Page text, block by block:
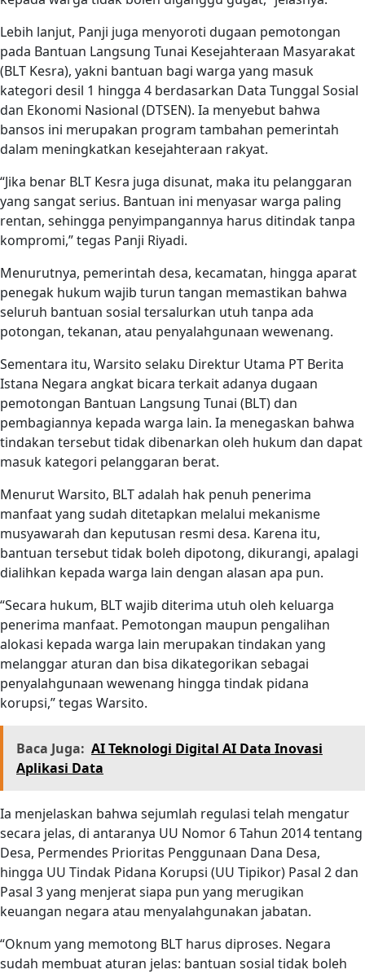
Lebih lanjut, Panji juga menyoroti dugaan pemotongan
pada Bantuan Langsung Tunai Kesejahteraan Masyarakat
(BLT Kesra), yakni bantuan bagi warga yang masuk
kategori desil 1 hingga 4 berdasarkan Data Tunggal Sosial
dan Ekonomi Nasional (DTSEN). Ia menyebut bahwa
bansos ini merupakan program tambahan pemerintah
dalam meningkatkan kesejahteraan rakyat.
“Jika benar BLT Kesra juga disunat, maka itu pelanggaran
yang sangat serius. Bantuan ini menyasar warga paling
rentan, sehingga penyimpangannya harus ditindak tanpa
kompromi,” tegas Panji Riyadi.
Menurutnya, pemerintah desa, kecamatan, hingga aparat
penegak hukum wajib turun tangan memastikan bahwa
seluruh bantuan sosial tersalurkan utuh tanpa ada
potongan, tekanan, atau penyalahgunaan wewenang.
Sementara itu, Warsito selaku Direktur Utama PT Berita
Istana Negara angkat bicara terkait adanya dugaan
pemotongan Bantuan Langsung Tunai (BLT) dan
pembagiannya kepada warga lain. Ia menegaskan bahwa
tindakan tersebut tidak dibenarkan oleh hukum dan dapat
masuk kategori pelanggaran berat.
Menurut Warsito, BLT adalah hak penuh penerima
manfaat yang sudah ditetapkan melalui mekanisme
musyawarah dan keputusan resmi desa. Karena itu,
bantuan tersebut tidak boleh dipotong, dikurangi, apalagi
dialihkan kepada warga lain dengan alasan apa pun.
“Secara hukum, BLT wajib diterima utuh oleh keluarga
penerima manfaat. Pemotongan maupun pengalihan
alokasi kepada warga lain merupakan tindakan yang
melanggar aturan dan bisa dikategorikan sebagai
penyalahgunaan wewenang hingga tindak pidana
korupsi,” tegas Warsito.
Baca Juga: AI Teknologi Digital AI Data Inovasi
Aplikasi Data
Ia menjelaskan bahwa sejumlah regulasi telah mengatur
secara jelas, di antaranya UU Nomor 6 Tahun 2014 tentang
Desa, Permendes Prioritas Penggunaan Dana Desa,
hingga UU Tindak Pidana Korupsi (UU Tipikor) Pasal 2 dan
Pasal 3 yang menjerat siapa pun yang merugikan
keuangan negara atau menyalahgunakan jabatan.
“Oknum yang memotong BLT harus diproses. Negara
sudah membuat aturan jelas: bantuan sosial tidak boleh